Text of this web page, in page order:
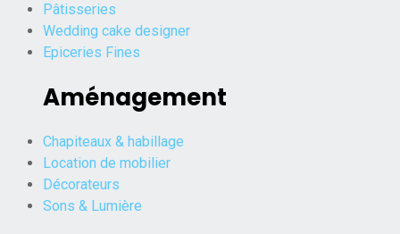
Pâtisseries
Wedding cake designer
Epiceries Fines
Aménagement
Chapiteaux & habillage
Location de mobilier
Décorateurs
Sons & Lumière